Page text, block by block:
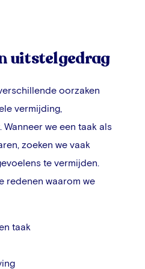
uitstelgedrag
oorzaken
vermijding,
we een taak als
zoeken we vaak
te vermijden.
redenen waarom we
taak